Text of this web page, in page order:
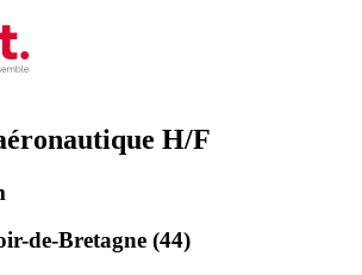
H/F
de-Bretagne (44)